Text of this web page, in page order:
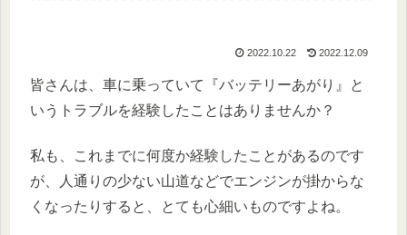
2022.10.22 2022.12.09
皆さんは、車に乗っていて『バッテリーあがり』と
いうトラブルを経験したことはありませんか？
私も、これまでに何度か経験したことがあるのです
が、人通りの少ない山道などでエンジンが掛からな
くなったりすると、とても心細いものですよね。